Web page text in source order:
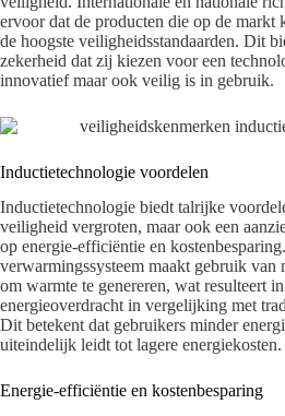
ervoor dat de producten die op de markt
de hoogste veiligheidsstandaarden. Dit
zekerheid dat zij kiezen voor een
innovatief maar ook veilig is in gebruik.
Inductietechnologie voordelen
Inductietechnologie biedt talrijke
veiligheid vergroten, maar ook een
op energie-efficiëntie en
verwarmingssysteem maakt gebruik van
om warmte te genereren, wat resulteert
energieoverdracht in vergelijking met
Dit betekent dat gebruikers minder
uiteindelijk leidt tot lagere energiekosten.
Energie-efficiëntie en kostenbesparing